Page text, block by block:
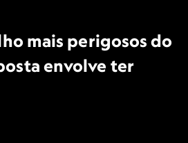
mais perigosos do
envolve ter